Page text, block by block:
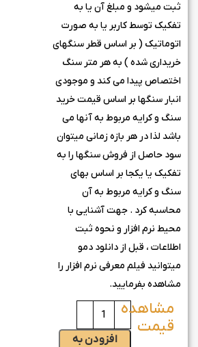
ثبت میشود و مبلغ آن یا به
تفکیک توسط کاربر یا به صورت
اتوماتیک ( بر اساس قطر سنگهای
خریداری شده ) به هر متر سنگ
اختصاص پیدا می کند و موجودی
انبار سنگها بر اساس قیمت خرید
سنگ و کرایه مربوط به آنها می
باشد لذا در هر بازه زمانی میتوان
سود حاصل از فروش سنگها را به
تفکیک یا یکجا بر اساس بهای
سنگ و کرایه مربوط به آن
محاسبه کرد . جهت آشنایی با
محیط نرم افزار و نحوه ثبت
اطلاعات ، قبل از دانلود دمو
میتوانید فیلم معرفی نرم افزار را
مشاهده بفرمایید.
افزودن به